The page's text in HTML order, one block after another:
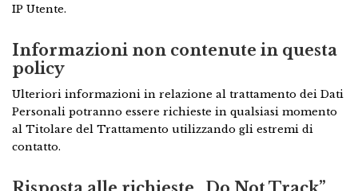
IP Utente.
Informazioni non contenute in questa
policy
Ulteriori informazioni in relazione al trattamento dei Dati
Personali potranno essere richieste in qualsiasi momento
al Titolare del Trattamento utilizzando gli estremi di
contatto.